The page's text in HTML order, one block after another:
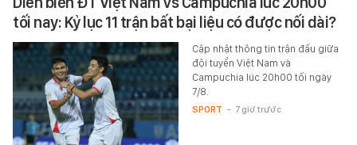
tối nay: Kỷ lục 11 trận bất bại liệu có được nối dài?
Cập nhật thông tin trận đấu giữa
đội tuyển Việt Nam và
Campuchia lúc 20h00 tối ngày
7/8.
SPORT - 7 giờ trước